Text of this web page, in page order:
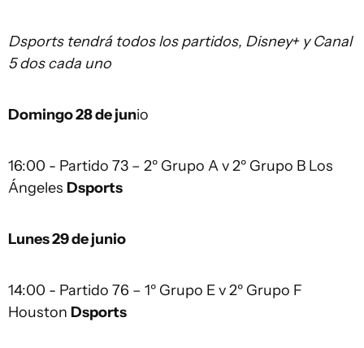
Dsports tendrá todos los partidos, Disney+ y Canal
5 dos cada uno
Domingo 28 de junio
16:00 - Partido 73 – 2º Grupo A v 2º Grupo B Los
Ángeles Dsports
Lunes 29 de junio
14:00 - Partido 76 – 1º Grupo E v 2º Grupo F
Houston Dsports